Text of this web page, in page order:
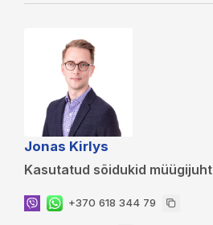
Jonas Kirlys
Kasutatud sõidukid müügijuht
+370 618 344 79